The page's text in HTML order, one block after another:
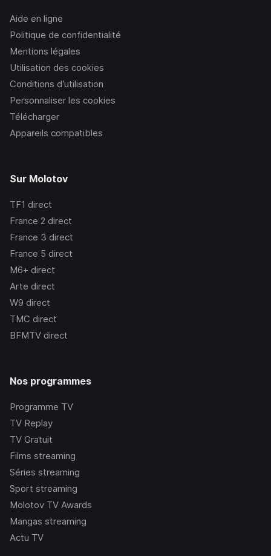
Aide en ligne
Politique de confidentialité
Mentions légales
Utilisation des cookies
Conditions d’utilisation
Personnaliser les cookies
Télécharger
Appareils compatibles
Sur Molotov
TF1 direct
France 2 direct
France 3 direct
France 5 direct
M6+ direct
Arte direct
W9 direct
TMC direct
BFMTV direct
Nos programmes
Programme TV
TV Replay
TV Gratuit
Films streaming
Séries streaming
Sport streaming
Molotov TV Awards
Mangas streaming
Actu TV